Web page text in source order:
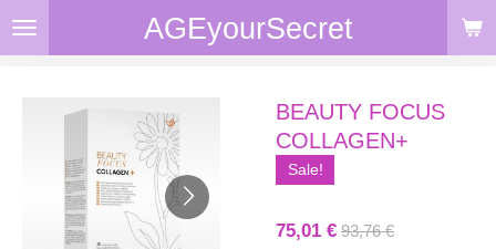
Zum
AGEyourSecret
BEAUTY FOCUS
COLLAGEN+
Sale!
75,01 € 93,76 €